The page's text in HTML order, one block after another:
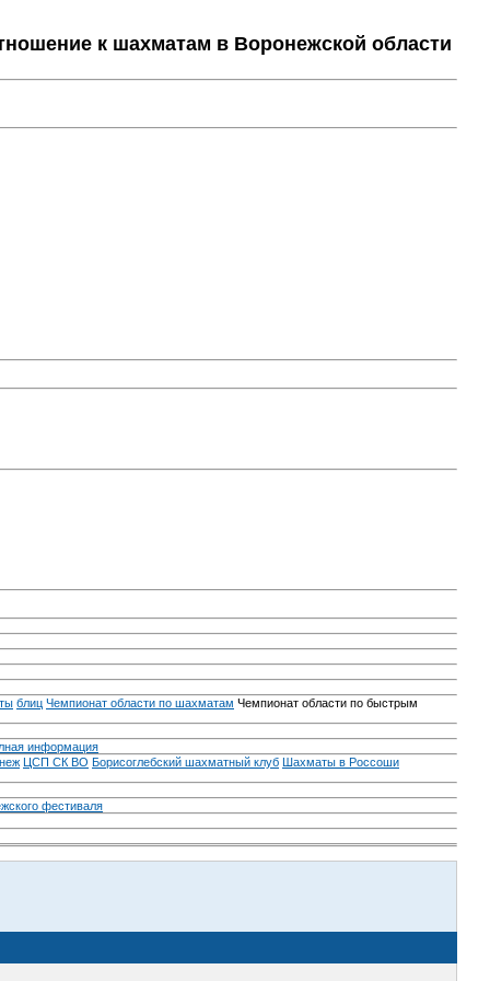
к шахматам в Воронежской области
блиц Чемпионат области по шахматам Чемпионат области по быстрым
информация
ЦСП СК ВО Борисоглебский шахматный клуб Шахматы в Россоши
фестиваля